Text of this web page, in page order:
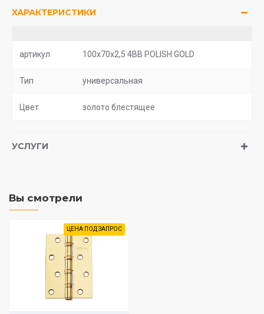
ХАРАКТЕРИСТИКИ
артикул 100x70x2,5 4BB POLISH GOLD
Тип универсальная
Цвет золото блестящее
УСЛУГИ
Вы смотрели
ЦЕНА ПОД ЗАПРОС